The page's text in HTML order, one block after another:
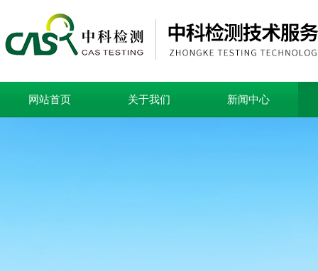
网站首页 关于我们 新闻中心